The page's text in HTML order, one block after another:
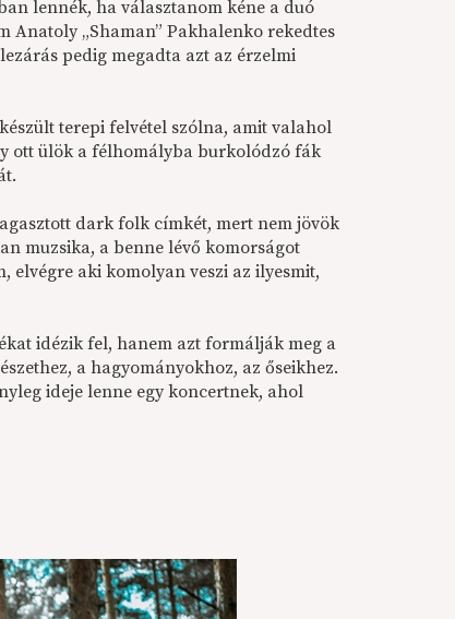
lennék, ha választanom kéne a duó
Anatoly „Shaman” Pakhalenko rekedtes
pedig megadta azt az érzelmi
terepi felvétel szólna, amit valahol
ott ülök a félhomályba burkolódzó fák
dark folk címkét, mert nem jövök
muzsika, a benne lévő komorságot
elvégre aki komolyan veszi az ilyesmit,
idézik fel, hanem azt formálják meg a
a hagyományokhoz, az őseikhez.
ideje lenne egy koncertnek, ahol